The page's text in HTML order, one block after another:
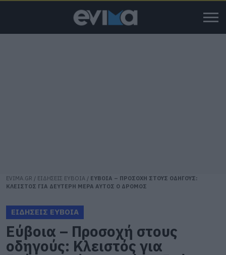
EVIMA.GR / ΕΙΔΗΣΕΙΣ ΕΥΒΟΙΑ / ΕΥΒΟΙΑ – ΠΡΟΣΟΧΗ ΣΤΟΥΣ ΟΔΗΓΟΥΣ:
ΚΛΕΙΣΤΟΣ ΓΙΑ ΔΕΥΤΕΡΗ ΜΕΡΑ ΑΥΤΟΣ Ο ΔΡΟΜΟΣ
ΕΙΔΗΣΕΙΣ ΕΥΒΟΙΑ
Εύβοια – Προσοχή στους
οδηγούς: Κλειστός για